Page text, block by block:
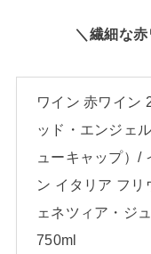
＼繊細な
ワイン 赤ワイン
ッド・エンジェ
ューキャップ）/
ン イタリア フリ
ェネツィア・ジ
750ml